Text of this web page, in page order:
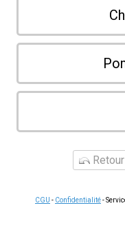
CGU - Confidentialité-